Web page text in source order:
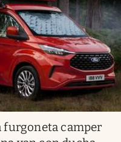
furgoneta camper